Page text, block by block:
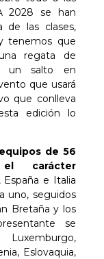
2028 se han
de las clases,
tenemos que
regata de
un salto en
que usará
que conlleva
edición lo
de 56
el carácter
España e Italia
uno, seguidos
Bretaña y los
se
Eslovaquia,